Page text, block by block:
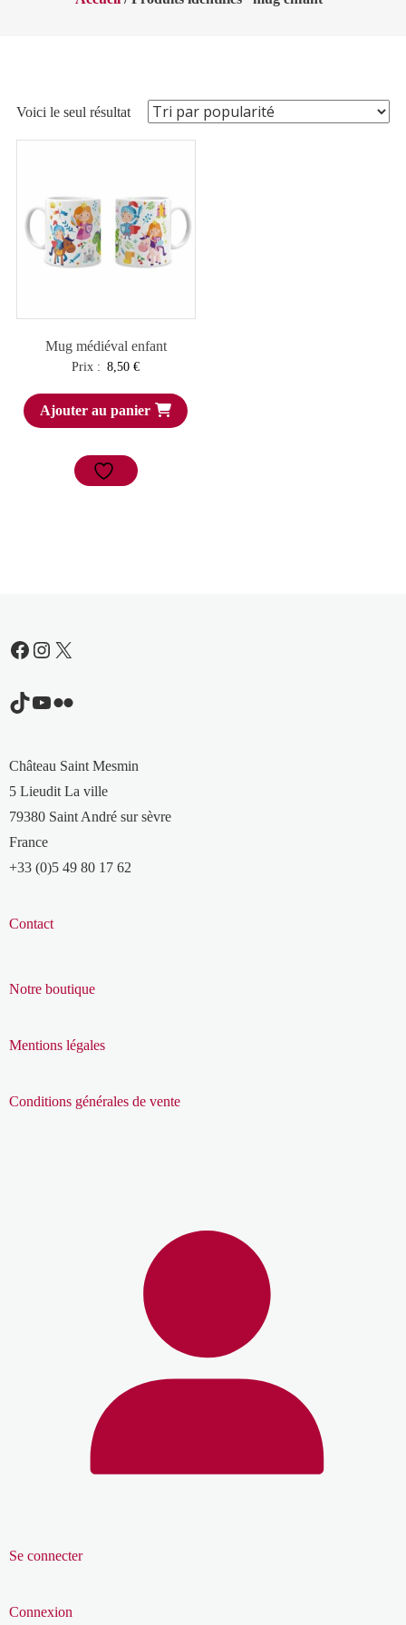
Voici le seul résultat
Mug médiéval enfant
Prix : 8,50€
Ajouter au panier
Facebook
Instagram
X
TikTok
YouTube
Flickr
Château Saint Mesmin
5 Lieudit La ville
79380 Saint André sur sèvre
France
+33 (0)5 49 80 17 62
Contact
Notre boutique
Mentions légales
Conditions générales de vente
Se connecter
Connexion